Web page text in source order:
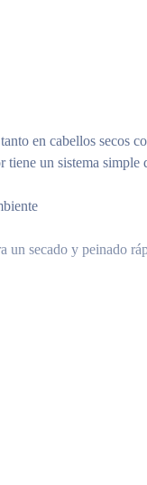
en cabellos secos
un sistema simple
un secado y peinado